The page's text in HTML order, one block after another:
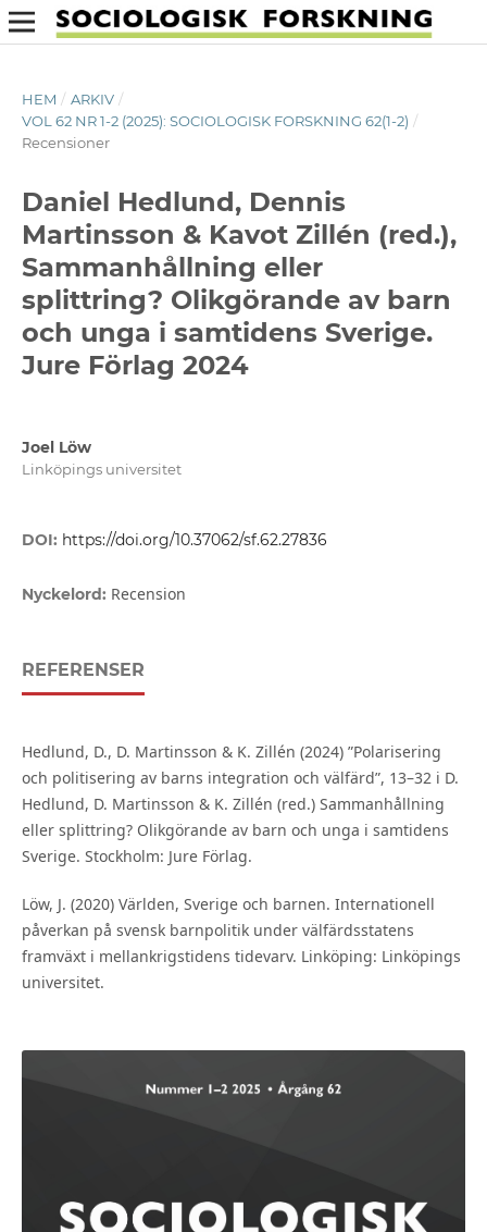
HEM / ARKIV /
VOL 62 NR 1-2 (2025): SOCIOLOGISK FORSKNING 62(1-2) /
Recensioner
Daniel Hedlund, Dennis
Martinsson & Kavot Zillén (red.),
Sammanhållning eller
splittring? Olikgörande av barn
och unga i samtidens Sverige.
Jure Förlag 2024
Joel Löw
Linköpings universitet
DOI: https://doi.org/10.37062/sf.62.27836
Nyckelord: Recension
REFERENSER
Hedlund, D., D. Martinsson & K. Zillén (2024) ”Polarisering
och politisering av barns integration och välfärd”, 13–32 i D.
Hedlund, D. Martinsson & K. Zillén (red.) Sammanhållning
eller splittring? Olikgörande av barn och unga i samtidens
Sverige. Stockholm: Jure Förlag.
Löw, J. (2020) Världen, Sverige och barnen. Internationell
påverkan på svensk barnpolitik under välfärdsstatens
framväxt i mellankrigstidens tidevarv. Linköping: Linköpings
universitet.